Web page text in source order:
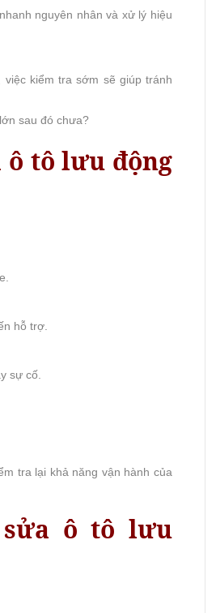
nguyên nhân và xử lý hiệu
kiểm tra sớm sẽ giúp tránh
sau đó chưa?
ô tô lưu động
hỗ trợ.
sự cố.
tra lại khả năng vận hành của
sửa ô tô lưu